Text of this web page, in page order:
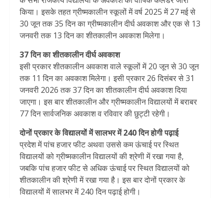
किया। इसके तहत ग्रीष्मकालीन स्कूलों में वर्ष 2025 में 27 मई से
30 जून तक 35 दिन का ग्रीष्मकालीन दीर्घ अवकाश और एक से 13
जनवरी तक 13 दिन का शीतकालीन अवकाश मिलेगा।
37 दिन का शीतकालीन दीर्घ अवकाश
इसी प्रकार शीतकालीन अवकाश वाले स्कूलों में 20 जून से 30 जून
तक 11 दिन का अवकाश मिलेगा। इसी प्रकार 26 दिसंबर से 31
जनवरी 2026 तक 37 दिन का शीतकालीन दीर्घ अवकाश दिया
जाएगा। इस बार शीतकालीन और ग्रीष्मकालीन विद्यालयों में बराबर
77 दिन सार्वजनिक अवकाश व रविवार की छुट्टी रहेगी।
दोनों प्रकार के विद्यालयों में सालभर में 240 दिन होगी पढ़ाई
प्रदेश में पांच हजार फीट अथवा उससे कम ऊंचाई पर स्थित
विद्यालयों को ग्रीष्मकालीन विद्यालयों की श्रेणी में रखा गया है,
जबकि पांच हजार फीट से अधिक ऊंचाई पर स्थित विद्यालयों को
शीतकालीन की श्रेणी में रखा गया है। इस बार दोनों प्रकार के
विद्यालयों में सालभर में 240 दिन पढ़ाई होगी।